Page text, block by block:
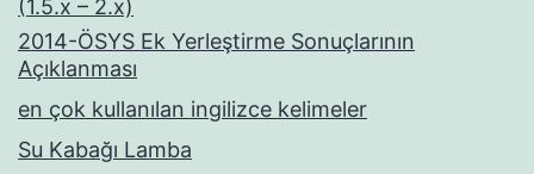
(1.5.x – 2.x)
2014-ÖSYS Ek Yerleştirme Sonuçlarının
Açıklanması
en çok kullanılan ingilizce kelimeler
Su Kabağı Lamba